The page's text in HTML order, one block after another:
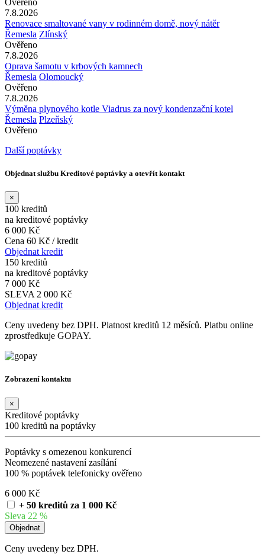
Ověřeno
7.8.2026
Renovace smaltované vany v rodinném domě, nový nátěr
Řemesla Zlínský
Ověřeno
7.8.2026
Oprava šamotu v krbových kamnech
Řemesla Olomoucký
Ověřeno
7.8.2026
Výměna plynového kotle Viadrus za nový kondenzační kotel
Řemesla Plzeňský
Ověřeno
Další poptávky
Objednat službu Kreditové poptávky a otevřít kontakt
×
100 kreditů
na kreditové poptávky
6 000 Kč
Cena 60 Kč / kredit
Objednat kredit
150 kreditů
na kreditové poptávky
7 000 Kč
SLEVA 2 000 Kč
Objednat kredit
Ceny uvedeny bez DPH. Platnost kreditů 12 měsíců. Platbu online
zprostředkuje GOPAY.
Zobrazení kontaktu
×
Kreditové poptávky
100 kreditů na poptávky
Poptávky s omezenou konkurencí
Neomezené nastavení zasílání
100 % poptávek telefonicky ověřeno
6 000 Kč
+ 50 kreditů za 1 000 Kč
Sleva 22 %
Ceny uvedeny bez DPH.